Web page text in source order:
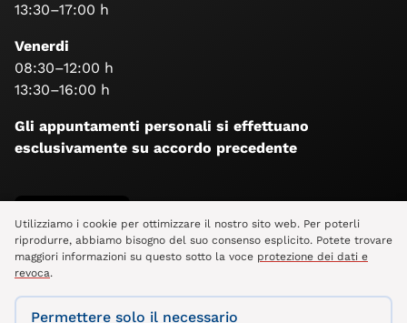
13:30–17:00 h
Venerdi
08:30–12:00 h
13:30–16:00 h
Gli appuntamenti personali si effettuano
esclusivamente su accordo precedente
Seguiteci
Utilizziamo i cookie per ottimizzare il nostro sito web. Per poterli
riprodurre, abbiamo bisogno del suo consenso esplicito. Potete trovare
maggiori informazioni su questo sotto la voce protezione dei dati e
revoca.
Permettere solo il necessario